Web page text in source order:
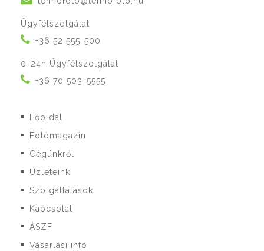
Ügyfélszolgálat
+36 52 555-500
0-24h Ügyfélszolgálat
+36 70 503-5555
■ Főoldal
■ Fotómagazin
■ Cégünkről
■ Üzleteink
■ Szolgáltatások
■ Kapcsolat
■ ÁSZF
■ Vásárlási infó